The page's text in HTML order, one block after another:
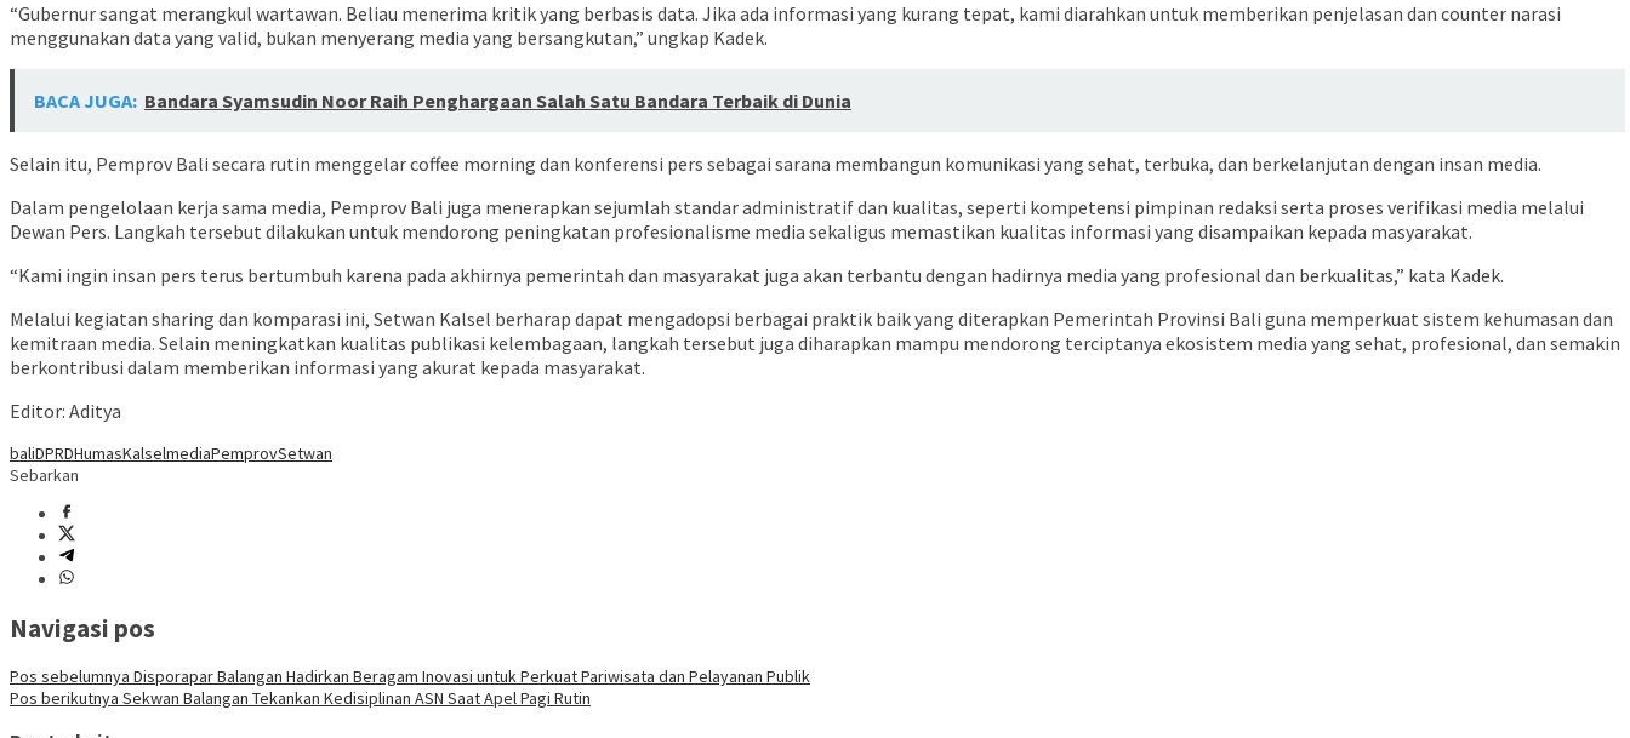
“Gubernur sangat merangkul wartawan. Beliau menerima kritik yang berbasis data. Jika ada informasi yang kurang tepat, kami diarahkan untuk memberikan penjelasan dan counter narasi
menggunakan data yang valid, bukan menyerang media yang bersangkutan,” ungkap Kadek.
BACA JUGA: Bandara Syamsudin Noor Raih Penghargaan Salah Satu Bandara Terbaik di Dunia
Selain itu, Pemprov Bali secara rutin menggelar coffee morning dan konferensi pers sebagai sarana membangun komunikasi yang sehat, terbuka, dan berkelanjutan dengan insan media.
Dalam pengelolaan kerja sama media, Pemprov Bali juga menerapkan sejumlah standar administratif dan kualitas, seperti kompetensi pimpinan redaksi serta proses verifikasi media melalui
Dewan Pers. Langkah tersebut dilakukan untuk mendorong peningkatan profesionalisme media sekaligus memastikan kualitas informasi yang disampaikan kepada masyarakat.
“Kami ingin insan pers terus bertumbuh karena pada akhirnya pemerintah dan masyarakat juga akan terbantu dengan hadirnya media yang profesional dan berkualitas,” kata Kadek.
Melalui kegiatan sharing dan komparasi ini, Setwan Kalsel berharap dapat mengadopsi berbagai praktik baik yang diterapkan Pemerintah Provinsi Bali guna memperkuat sistem kehumasan dan
kemitraan media. Selain meningkatkan kualitas publikasi kelembagaan, langkah tersebut juga diharapkan mampu mendorong terciptanya ekosistem media yang sehat, profesional, dan semakin
berkontribusi dalam memberikan informasi yang akurat kepada masyarakat.
Editor: Aditya
baliDPRDHumasKalselmediaPemprovSetwan
Sebarkan
Navigasi pos
Pos sebelumnya Disporapar Balangan Hadirkan Beragam Inovasi untuk Perkuat Pariwisata dan Pelayanan Publik
Pos berikutnya Sekwan Balangan Tekankan Kedisiplinan ASN Saat Apel Pagi Rutin